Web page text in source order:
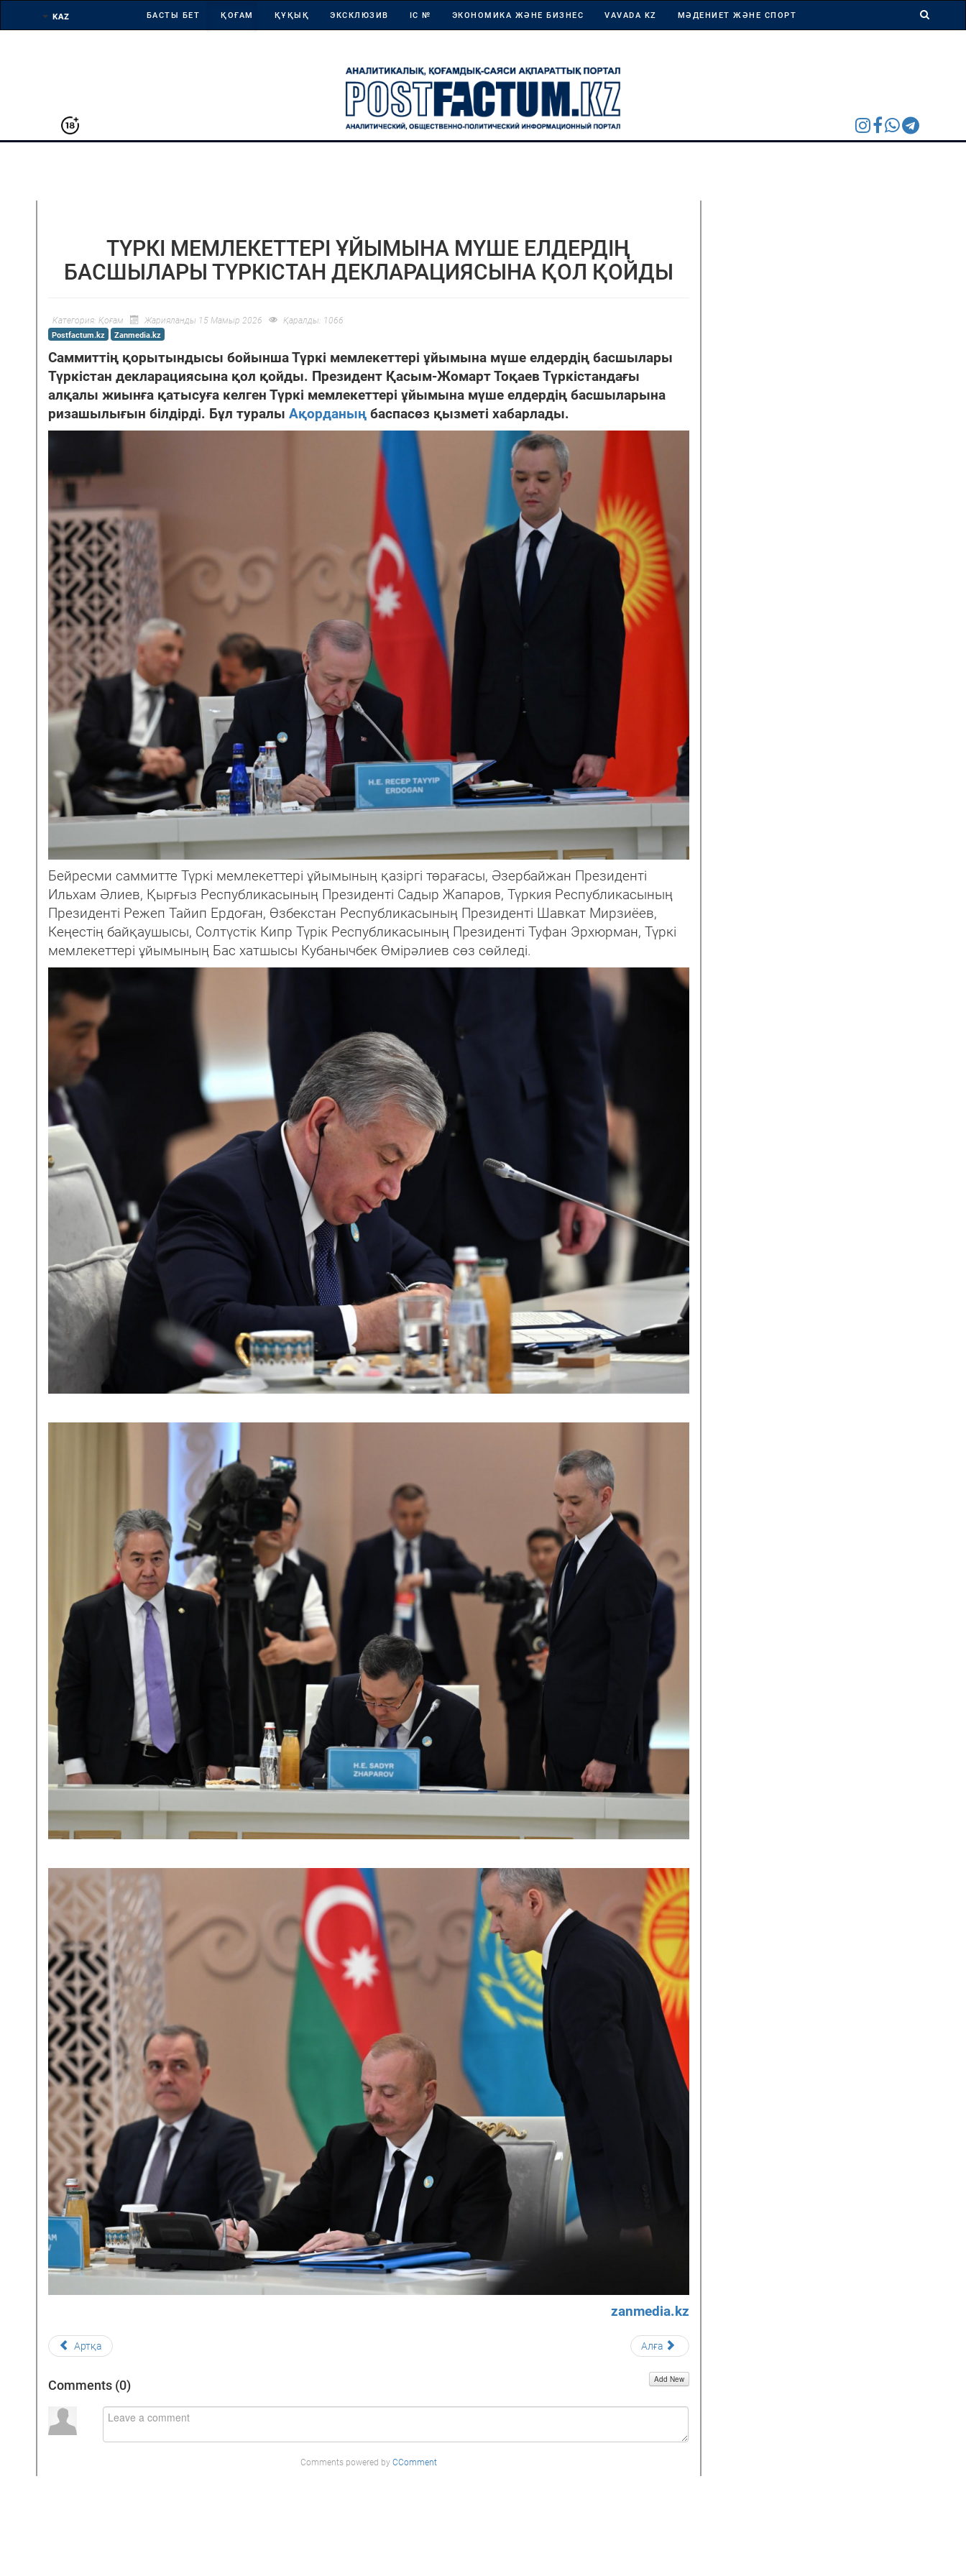
БАСТЫ БЕТ ҚОҒАМ ҚҰҚЫҚ ЭКСКЛЮЗИВ ІС № ЭКОНОМИКА ЖӘНЕ БИЗНЕС VAVADA KZ МӘДЕНИЕТ ЖӘНЕ СПОРТ
ТҮРКІ МЕМЛЕКЕТТЕРІ ҰЙЫМЫНА МҮШЕ ЕЛДЕРДІҢ
БАСШЫЛАРЫ ТҮРКІСТАН ДЕКЛАРАЦИЯСЫНА ҚОЛ ҚОЙДЫ
Категория: Қоғам Жарияланды 15 Мамыр 2026 Қаралды: 1066
Postfactum.kz Zanmedia.kz
Саммиттің қорытындысы бойынша Түркі мемлекеттері ұйымына мүше елдердің басшылары
Түркістан декларациясына қол қойды. Президент Қасым-Жомарт Тоқаев Түркістандағы
алқалы жиынға қатысуға келген Түркі мемлекеттері ұйымына мүше елдердің басшыларына
ризашылығын білдірді. Бұл туралы Ақорданың баспасөз қызметі хабарлады.
Бейресми саммитте Түркі мемлекеттері ұйымының қазіргі төрағасы, Әзербайжан Президенті
Ильхам Әлиев, Қырғыз Республикасының Президенті Садыр Жапаров, Түркия Республикасының
Президенті Режеп Тайип Ердоған, Өзбекстан Республикасының Президенті Шавкат Мирзиёев,
Кеңестің байқаушысы, Солтүстік Кипр Түрік Республикасының Президенті Туфан Эрхюрман, Түркі
мемлекеттері ұйымының Бас хатшысы Кубанычбек Өмірәлиев сөз сөйледі.
zanmedia.kz
Артқа Алға
Comments (0) Add New
Comments powered by CComment